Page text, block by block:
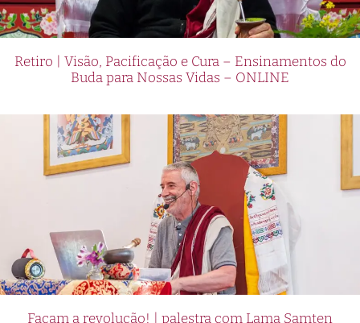
Retiro | Visão, Pacificação e Cura – Ensinamentos do
Buda para Nossas Vidas – ONLINE
Façam a revolução! | palestra com Lama Samten